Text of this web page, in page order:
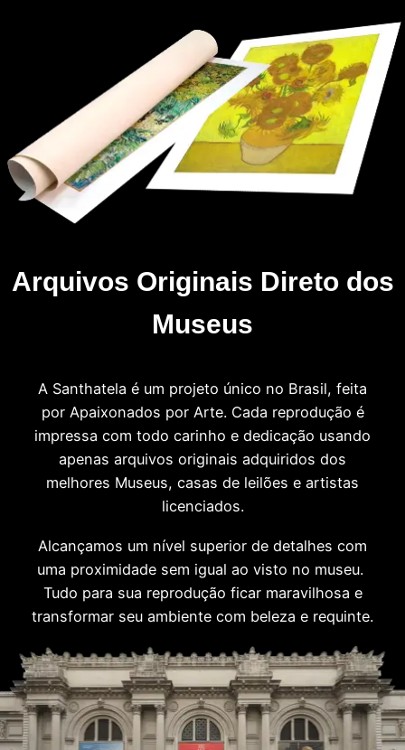
Arquivos Originais Direto dos
Museus
A Santhatela é um projeto único no Brasil, feita
por Apaixonados por Arte. Cada reprodução é
impressa com todo carinho e dedicação usando
apenas arquivos originais adquiridos dos
melhores Museus, casas de leilões e artistas
licenciados.
Alcançamos um nível superior de detalhes com
uma proximidade sem igual ao visto no museu.
Tudo para sua reprodução ficar maravilhosa e
transformar seu ambiente com beleza e requinte.